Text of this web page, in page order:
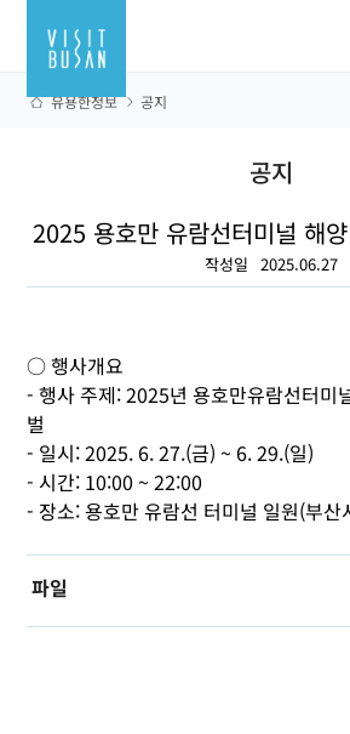
유용한정보 공지
공지
2025 용호만 유람선터미널 해
작성일 2025.06.27
○ 행사개요
- 행사 주제: 2025년 용호만유람선터미
벌
- 일시: 2025. 6. 27.(금) ~ 6. 29.(일)
- 시간: 10:00 ~ 22:00
- 장소: 용호만 유람선 터미널 일원(부
파일